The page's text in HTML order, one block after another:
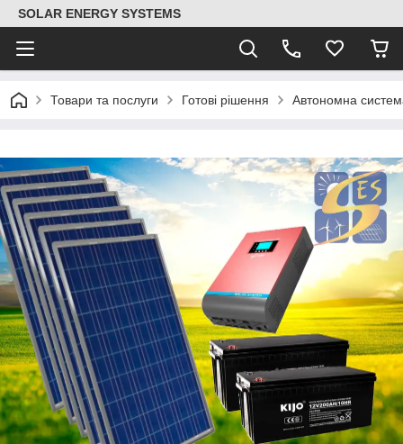
SOLAR ENERGY SYSTEMS
Товари та послуги Готові рішення Автономна